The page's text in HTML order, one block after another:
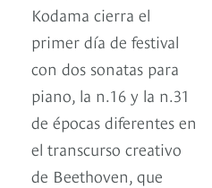
Kodama cierra el
primer día de festival
con dos sonatas para
piano, la n.16 y la n.31
de épocas diferentes en
el transcurso creativo
de Beethoven, que